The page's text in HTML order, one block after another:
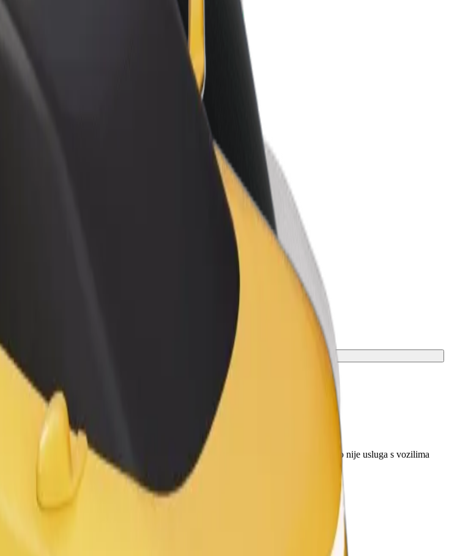
Bolt proizvodi i usluge prilagođeni tvojem
svoje putovanje.
Preuzmi aplikaciju
zahtjeve, javi se vozaču prije polaska. Invalidska kolica moraju biti sklopljena (ovo nije usluga s vozilima